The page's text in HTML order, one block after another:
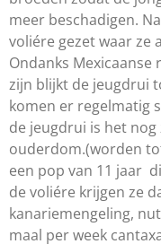
meer beschadigen.
voliére gezet waar ze
Ondanks
zijn blijkt de jeugdrui
komen er regelmatig
de jeugdrui is het
ouderdom.(worden
een pop van 11 jaar
de voliére krijgen ze
kanariemengeling,
maal per week